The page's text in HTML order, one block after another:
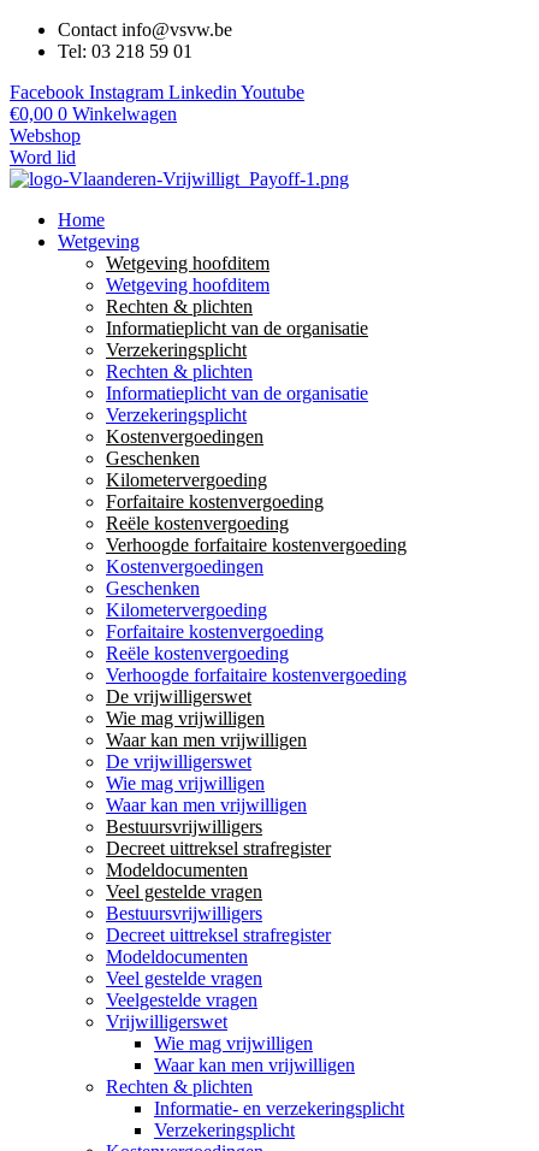
Contact info@vsvw.be
Tel: 03 218 59 01
Facebook Instagram Linkedin Youtube
€0,00 0 Winkelwagen
Webshop
Word lid
Home
Wetgeving
Wetgeving hoofditem
Wetgeving hoofditem
Rechten & plichten
Informatieplicht van de organisatie
Verzekeringsplicht
Rechten & plichten
Informatieplicht van de organisatie
Verzekeringsplicht
Kostenvergoedingen
Geschenken
Kilometervergoeding
Forfaitaire kostenvergoeding
Reële kostenvergoeding
Verhoogde forfaitaire kostenvergoeding
Kostenvergoedingen
Geschenken
Kilometervergoeding
Forfaitaire kostenvergoeding
Reële kostenvergoeding
Verhoogde forfaitaire kostenvergoeding
De vrijwilligerswet
Wie mag vrijwilligen
Waar kan men vrijwilligen
De vrijwilligerswet
Wie mag vrijwilligen
Waar kan men vrijwilligen
Bestuursvrijwilligers
Decreet uittreksel strafregister
Modeldocumenten
Veel gestelde vragen
Bestuursvrijwilligers
Decreet uittreksel strafregister
Modeldocumenten
Veel gestelde vragen
Veelgestelde vragen
Vrijwilligerswet
Wie mag vrijwilligen
Waar kan men vrijwilligen
Rechten & plichten
Informatie- en verzekeringsplicht
Verzekeringsplicht